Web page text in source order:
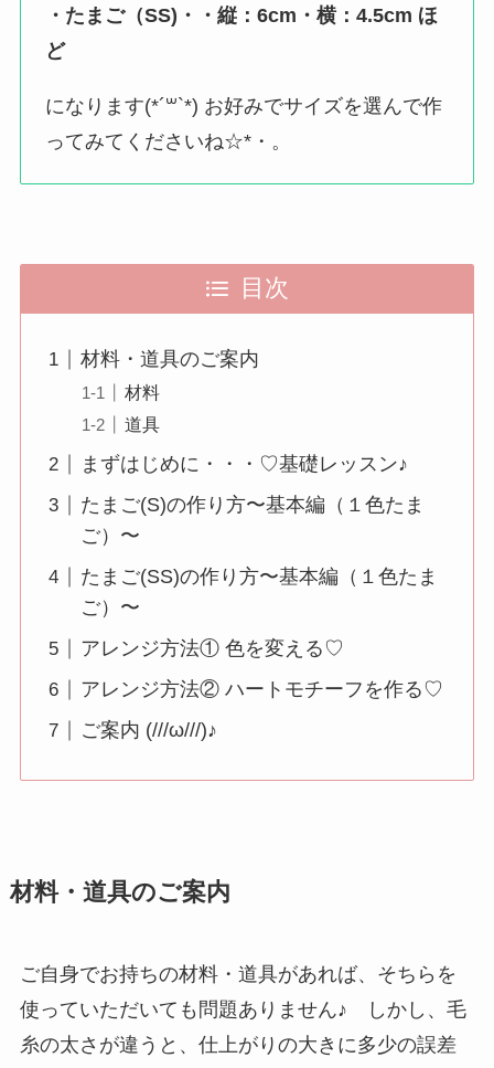
・たまご（SS)・・縦：6cm・横：4.5cm ほ
ど
になります(*´꒳`*) お好みでサイズを選んで作
ってみてくださいね☆*・。
目次
材料・道具のご案内
材料
道具
まずはじめに・・・♡基礎レッスン♪
たまご(S)の作り方〜基本編（１色たま
ご）〜
たまご(SS)の作り方〜基本編（１色たま
ご）〜
アレンジ方法① 色を変える♡
アレンジ方法② ハートモチーフを作る♡
ご案内 (///ω///)♪
材料・道具のご案内
ご自身でお持ちの材料・道具があれば、そちらを
使っていただいても問題ありません♪ しかし、毛
糸の太さが違うと、仕上がりの大きに多少の誤差